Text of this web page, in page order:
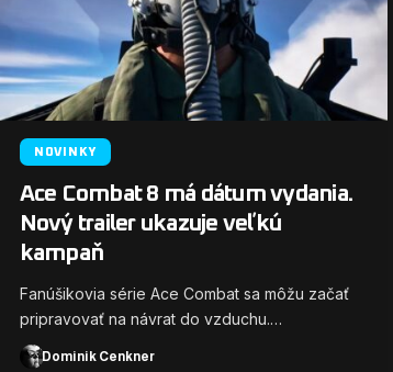
NOVINKY
Ace Combat 8 má dátum vydania.
Nový trailer ukazuje veľkú
kampaň
Fanúšikovia série Ace Combat sa môžu začať
pripravovať na návrat do vzduchu.…
Dominik Cenkner